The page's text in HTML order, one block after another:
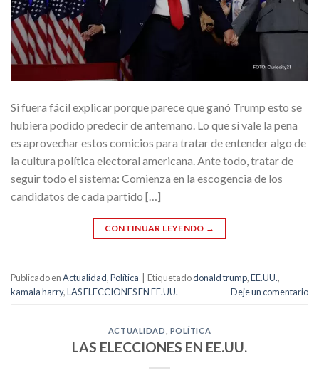
Si fuera fácil explicar porque parece que ganó Trump esto se
hubiera podido predecir de antemano. Lo que sí vale la pena
es aprovechar estos comicios para tratar de entender algo de
la cultura política electoral americana. Ante todo, tratar de
seguir todo el sistema: Comienza en la escogencia de los
candidatos de cada partido […]
CONTINUAR LEYENDO →
Publicado enActualidad,Política Etiquetadodonald trump,EE.UU.,
kamala harry,LAS ELECCIONES EN EE.UU. Deje un comentario
ACTUALIDAD POLÍTICA
LAS ELECCIONES EN EE.UU.